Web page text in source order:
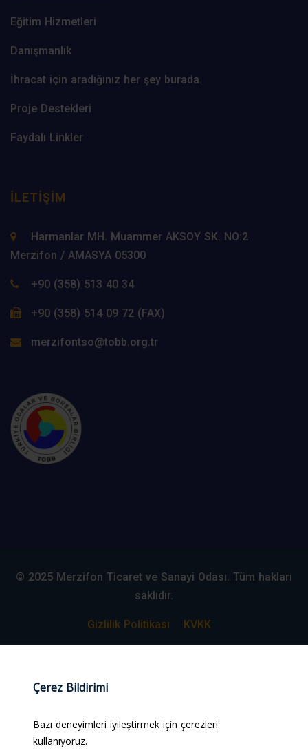
Eğitim Hizmetleri
Danışmanlık
İhracat için aradığınız her şey burada.
Proje Destekleri
Faydalı Linkler
İLETIŞIM
Harmanlar MH. Muammer AKSOY SK. NO:2
Merzifon / AMASYA 05300
+90 (358) 513 40 34
+90 (358) 514 09 72 (FAX)
merzifontso@tobb.org.tr
© 2025 Merzifon Ticaret ve Sanayi Odası. Tüm hakları
saklıdır.
Gizlilik Politikası KVKK
Çerez Bildirimi
Bazı deneyimleri iyileştirmek için çerezleri
kullanıyoruz.